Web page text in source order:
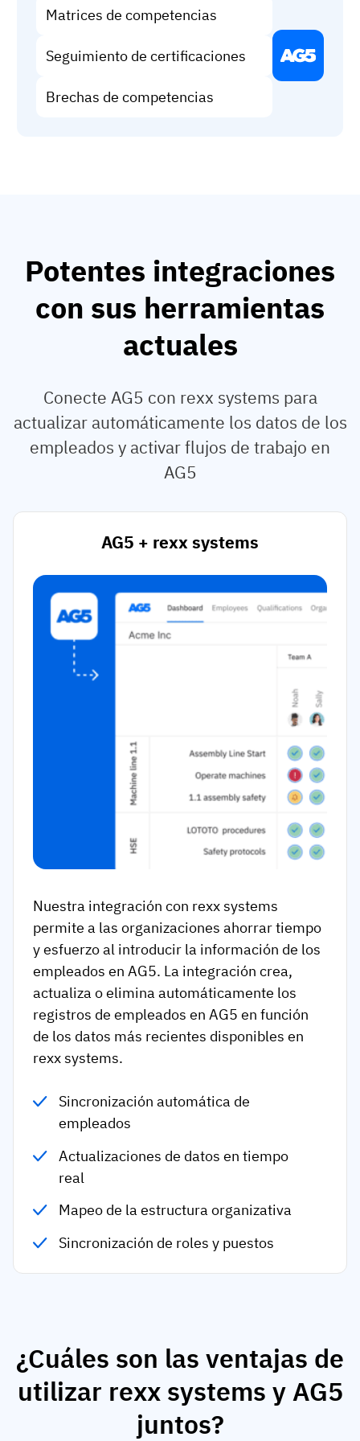
Matrices de competencias
Seguimiento de certificaciones
Brechas de competencias
Potentes integraciones
con sus herramientas
actuales
Conecte AG5 con rexx systems para
actualizar automáticamente los datos de los
empleados y activar flujos de trabajo en
AG5
AG5 + rexx systems
Nuestra integración con rexx systems
permite a las organizaciones ahorrar tiempo
y esfuerzo al introducir la información de los
empleados en AG5. La integración crea,
actualiza o elimina automáticamente los
registros de empleados en AG5 en función
de los datos más recientes disponibles en
rexx systems.
Sincronización automática de
empleados
Actualizaciones de datos en tiempo
real
Mapeo de la estructura organizativa
Sincronización de roles y puestos
¿Cuáles son las ventajas de
utilizar rexx systems y AG5
juntos?